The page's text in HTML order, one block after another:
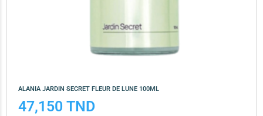
ALANIA JARDIN SECRET FLEUR DE LUNE 100ML
47,150 TND